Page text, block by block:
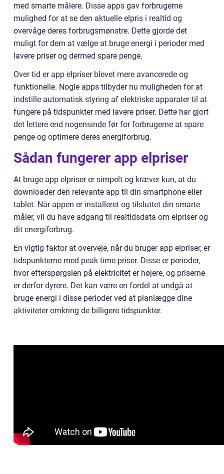
med smarte målere. Disse apps gav forbrugerne
mulighed for at se den aktuelle elpris i realtid og
overvåge deres forbrugsmønstre. Dette gjorde det
muligt for dem at vælge at bruge energi i perioder med
lavere priser og dermed spare penge.
Over tid er app elpriser blevet mere avancerede og
funktionelle. Nogle apps tilbyder nu muligheden for at
indstille automatisk styring af elektriske apparater til at
fungere på tidspunkter med lavere priser. Dette har gjort
det lettere end nogensinde før for forbrugerne at spare
penge og optimere deres energiforbrug.
Sådan fungerer app elpriser
At bruge app elpriser er simpelt og kræver kun, at du
downloader den relevante app til din smartphone eller
tablet. Når appen er installeret og tilsluttet din smarte
måler, vil du have adgang til realtidsdata om elpriser og
dit energiforbrug.
En vigtig faktor at overveje, når du bruger app elpriser, er
tidspunkterne med peak time-priser. Disse er perioder,
hvor efterspørgslen på elektricitet er højere, og priserne
er derfor dyrere. Det kan være en fordel at undgå at
bruge energi i disse perioder ved at planlægge dine
aktiviteter omkring de billigere tidspunkter.